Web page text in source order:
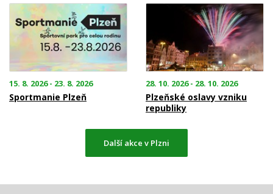
15. 8. 2026 - 23. 8. 2026
Sportmanie Plzeň
28. 10. 2026 - 28. 10. 2026
Plzeňské oslavy vzniku
republiky
Další akce v Plzni